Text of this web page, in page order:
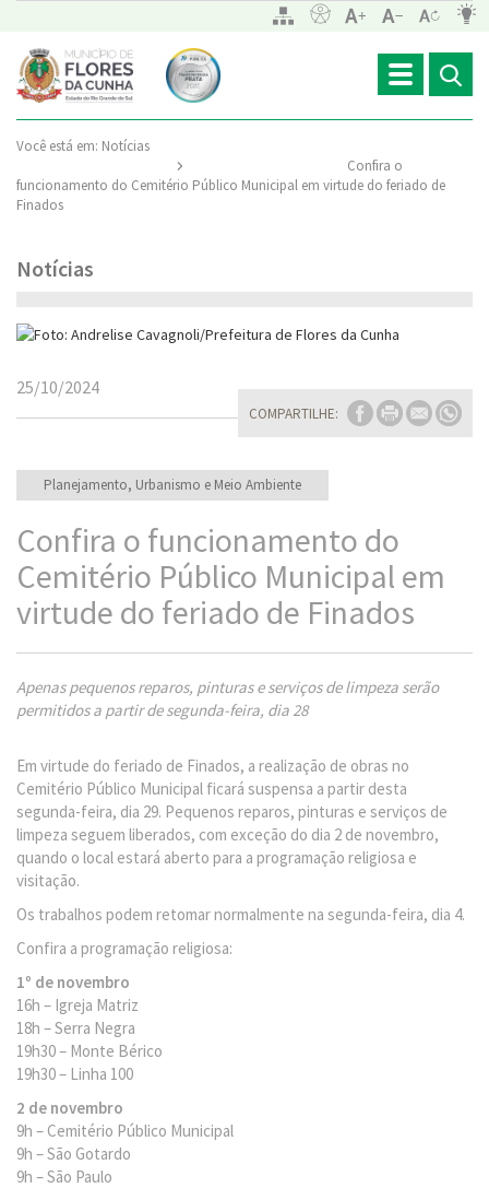
Toggle
navigation
Você está em: Notícias
Confira o
funcionamento do Cemitério Público Municipal em virtude do feriado de
Finados
Notícias
COMPARTILHE:
25/10/2024
Planejamento, Urbanismo e Meio Ambiente
Confira o funcionamento do
Cemitério Público Municipal em
virtude do feriado de Finados
Apenas pequenos reparos, pinturas e serviços de limpeza serão
permitidos a partir de segunda-feira, dia 28
Em virtude do feriado de Finados, a realização de obras no
Cemitério Público Municipal ficará suspensa a partir desta
segunda-feira, dia 29. Pequenos reparos, pinturas e serviços de
limpeza seguem liberados, com exceção do dia 2 de novembro,
quando o local estará aberto para a programação religiosa e
visitação.
Os trabalhos podem retomar normalmente na segunda-feira, dia 4.
Confira a programação religiosa:
1º de novembro
16h – Igreja Matriz
18h – Serra Negra
19h30 – Monte Bérico
19h30 – Linha 100
2 de novembro
9h – Cemitério Público Municipal
9h – São Gotardo
9h – São Paulo